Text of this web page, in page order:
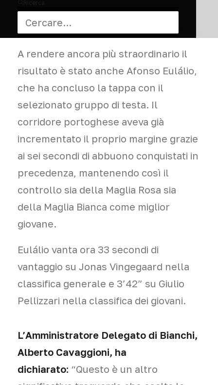
ritorno del gruppo e tagliando il
traguardo in solitaria a braccia alzate.
A rendere ancora più straordinario il
risultato è stato anche Afonso Eulálio,
che ha concluso la tappa con il
selezionato gruppo di testa. Il
corridore portoghese aveva già
incrementato il proprio margine grazie
ai sei secondi di abbuono conquistati in
precedenza, mantenendo così il
controllo sia della Maglia Rosa sia
della Maglia Bianca come miglior
giovane.
Eulálio vanta ora 33 secondi di
vantaggio su Jonas Vingegaard nella
classifica generale e 3’42” su Giulio
Pellizzari nella classifica dei giovani.
L’Amministratore Delegato di Bianchi,
Alberto Cavaggioni, ha
dichiarato: “Questo è un altro